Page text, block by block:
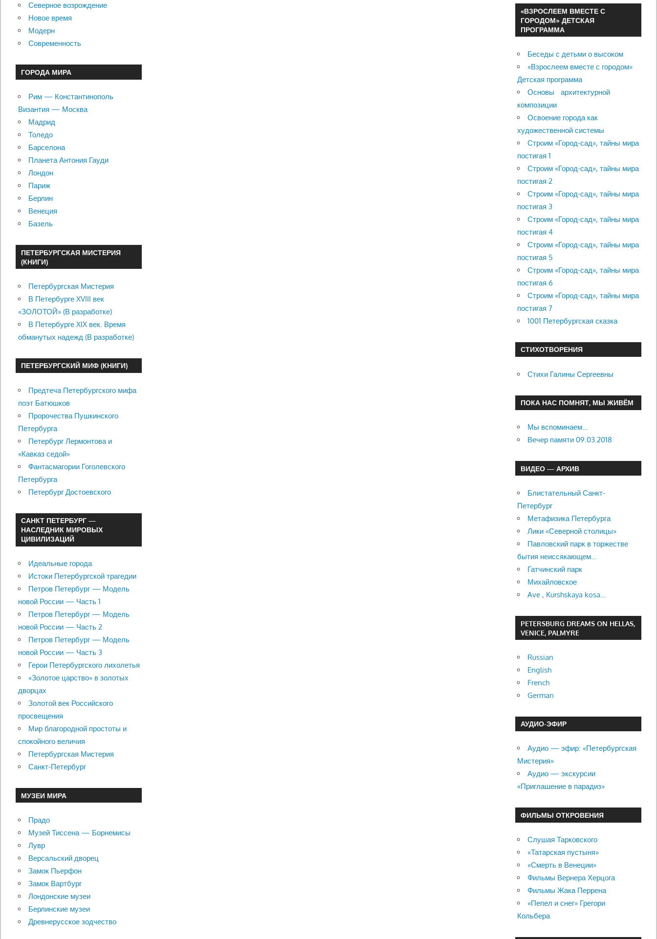
Северное возрождение
Новое время
Модерн
Современность
ГОРОДА МИРА
Рим — Константинополь
Византия — Москва
Мадрид
Толедо
Барселона
Планета Антония Гауди
Лондон
Париж
Берлин
Венеция
Базель
ПЕТЕРБУРГСКАЯ МИСТЕРИЯ
(КНИГИ)
Петербургская Мистерия
В Петербурге XVIII век
«ЗОЛОТОЙ» (В разработке)
В Петербурге XIX век. Время
обманутых надежд (В разработке)
ПЕТЕРБУРГСКИЙ МИФ (КНИГИ)
Предтеча Петербургского мифа
поэт Батюшков
Пророчества Пушкинского
Петербурга
Петербург Лермонтова и
«Кавказ седой»
Фантасмагории Гоголевского
Петербурга
Петербург Достоевского
САНКТ ПЕТЕРБУРГ —
НАСЛЕДНИК МИРОВЫХ
ЦИВИЛИЗАЦИЙ
Идеальные города
Истоки Петербургской трагедии
Петров Петербург — Модель
новой России — Часть 1
Петров Петербург — Модель
новой России — Часть 2
Петров Петербург — Модель
новой России — Часть 3
Герои Петербургского лихолетья
«Золотое царство» в золотых
дворцах
Золотой век Российского
просвещения
Мир благородной простоты и
спокойного величия
Петербургская Мистерия
Санкт-Петербург
МУЗЕИ МИРА
Прадо
Музей Тиссена — Борнемисы
Лувр
Версальский дворец
Замок Пьерфон
Замок Вартбург
Лондонские музеи
Берлинские музеи
Древнерусское зодчество
«ВЗРОСЛЕЕМ ВМЕСТЕ С
ГОРОДОМ» ДЕТСКАЯ
ПРОГРАММА
Беседы с детьми о высоком
«Взрослеем вместе с городом»
Детская программа
Основы архитектурной
композиции
Освоение города как
художественной системы
Строим «Город-сад», тайны мира
постигая 1
Строим «Город-сад», тайны мира
постигая 2
Строим «Город-сад», тайны мира
постигая 3
Строим «Город-сад», тайны мира
постигая 4
Строим «Город-сад», тайны мира
постигая 5
Строим «Город-сад», тайны мира
постигая 6
Строим «Город-сад», тайны мира
постигая 7
1001 Петербургская сказка
СТИХОТВОРЕНИЯ
Стихи Галины Сергеевны
ПОКА НАС ПОМНЯТ, МЫ ЖИВЁМ
Мы вспоминаем…
Вечер памяти 09.03.2018
ВИДЕО — АРХИВ
Блистательный Санкт-
Петербург
Метафизика Петербурга
Лики «Северной столицы»
Павловский парк в торжестве
бытия неиссякающем…
Гатчинский парк
Михайловское
Ave , Kurshskaya kosa…
PETERSBURG DREAMS ON HELLAS,
VENICE, PALMYRE
Russian
English
French
German
АУДИО-ЭФИР
Аудио — эфир: «Петербургская
Мистерия»
Аудио — экскурсии
«Приглашение в парадиз»
ФИЛЬМЫ ОТКРОВЕНИЯ
Слушая Тарковского
«Татарская пустыня»
«Смерть в Венеции»
Фильмы Вернера Херцога
Фильмы Жака Перрена
«Пепел и снег» Грегори
Кольбера